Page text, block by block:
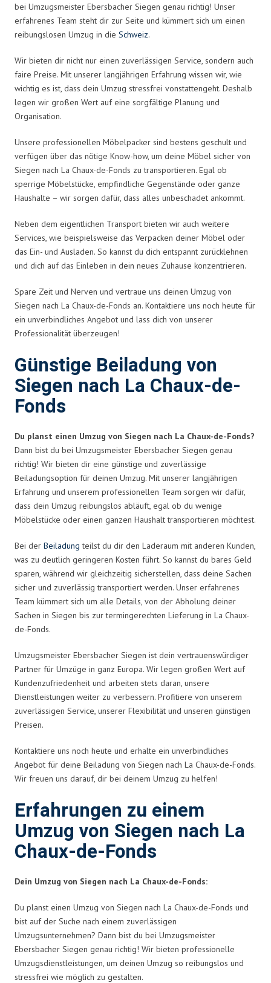
bei Umzugsmeister Ebersbacher Siegen genau richtig! Unser
erfahrenes Team steht dir zur Seite und kümmert sich um einen
reibungslosen Umzug in die Schweiz.
Wir bieten dir nicht nur einen zuverlässigen Service, sondern auch
faire Preise. Mit unserer langjährigen Erfahrung wissen wir, wie
wichtig es ist, dass dein Umzug stressfrei vonstattengeht. Deshalb
legen wir großen Wert auf eine sorgfältige Planung und
Organisation.
Unsere professionellen Möbelpacker sind bestens geschult und
verfügen über das nötige Know-how, um deine Möbel sicher von
Siegen nach La Chaux-de-Fonds zu transportieren. Egal ob
sperrige Möbelstücke, empfindliche Gegenstände oder ganze
Haushalte – wir sorgen dafür, dass alles unbeschadet ankommt.
Neben dem eigentlichen Transport bieten wir auch weitere
Services, wie beispielsweise das Verpacken deiner Möbel oder
das Ein- und Ausladen. So kannst du dich entspannt zurücklehnen
und dich auf das Einleben in dein neues Zuhause konzentrieren.
Spare Zeit und Nerven und vertraue uns deinen Umzug von
Siegen nach La Chaux-de-Fonds an. Kontaktiere uns noch heute für
ein unverbindliches Angebot und lass dich von unserer
Professionalität überzeugen!
Günstige Beiladung von
Siegen nach La Chaux-de-
Fonds
Du planst einen Umzug von Siegen nach La Chaux-de-Fonds?
Dann bist du bei Umzugsmeister Ebersbacher Siegen genau
richtig! Wir bieten dir eine günstige und zuverlässige
Beiladungsoption für deinen Umzug. Mit unserer langjährigen
Erfahrung und unserem professionellen Team sorgen wir dafür,
dass dein Umzug reibungslos abläuft, egal ob du wenige
Möbelstücke oder einen ganzen Haushalt transportieren möchtest.
Bei der Beiladung teilst du dir den Laderaum mit anderen Kunden,
was zu deutlich geringeren Kosten führt. So kannst du bares Geld
sparen, während wir gleichzeitig sicherstellen, dass deine Sachen
sicher und zuverlässig transportiert werden. Unser erfahrenes
Team kümmert sich um alle Details, von der Abholung deiner
Sachen in Siegen bis zur termingerechten Lieferung in La Chaux-
de-Fonds.
Umzugsmeister Ebersbacher Siegen ist dein vertrauenswürdiger
Partner für Umzüge in ganz Europa. Wir legen großen Wert auf
Kundenzufriedenheit und arbeiten stets daran, unsere
Dienstleistungen weiter zu verbessern. Profitiere von unserem
zuverlässigen Service, unserer Flexibilität und unseren günstigen
Preisen.
Kontaktiere uns noch heute und erhalte ein unverbindliches
Angebot für deine Beiladung von Siegen nach La Chaux-de-Fonds.
Wir freuen uns darauf, dir bei deinem Umzug zu helfen!
Erfahrungen zu einem
Umzug von Siegen nach La
Chaux-de-Fonds
Dein Umzug von Siegen nach La Chaux-de-Fonds:
Du planst einen Umzug von Siegen nach La Chaux-de-Fonds und
bist auf der Suche nach einem zuverlässigen
Umzugsunternehmen? Dann bist du bei Umzugsmeister
Ebersbacher Siegen genau richtig! Wir bieten professionelle
Umzugsdienstleistungen, um deinen Umzug so reibungslos und
stressfrei wie möglich zu gestalten.